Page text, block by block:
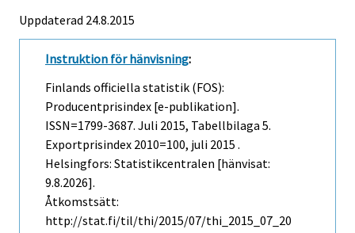
Uppdaterad 24.8.2015
Instruktion för hänvisning:
Finlands officiella statistik (FOS):
Producentprisindex [e-publikation].
ISSN=1799-3687. Juli 2015, Tabellbilaga 5.
Exportprisindex 2010=100, juli 2015 .
Helsingfors: Statistikcentralen [hänvisat:
9.8.2026].
Åtkomstsätt:
http://stat.fi/til/thi/2015/07/thi_2015_07_20